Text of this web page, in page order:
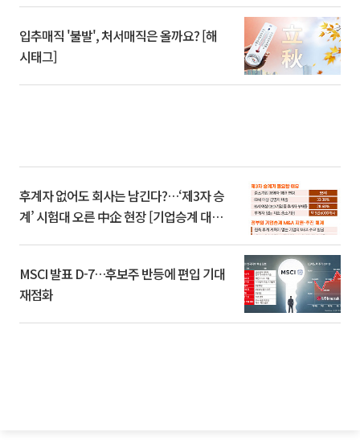
입추매직 '불발', 처서매직은 올까요? [해
시태그]
후계자 없어도 회사는 남긴다?…‘제3자 승
계’ 시험대 오른 中企 현장 [기업승계 대전
MSCI 발표 D-7…후보주 반등에 편입 기대
재점화